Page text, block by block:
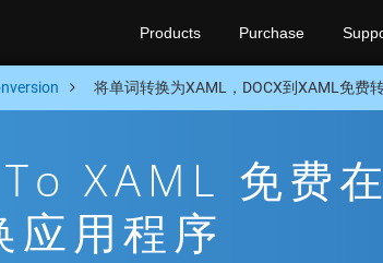
Products Purchase
将单词转换为XAML，DOCX到XAML免费
XAML 免费
用程序